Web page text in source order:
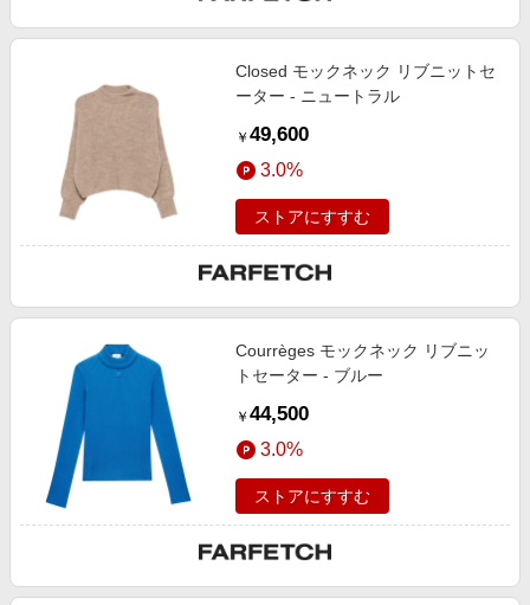
Closed モックネック リブニットセ
ーター - ニュートラル
￥ 49,600
3.0%
ストアにすすむ
Courrèges モックネック リブニッ
トセーター - ブルー
￥ 44,500
3.0%
ストアにすすむ